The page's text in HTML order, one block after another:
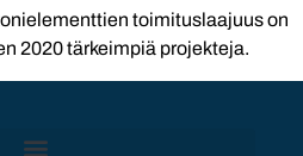
toimituslaajuus on
2020 tärkeimpiä projekteja.